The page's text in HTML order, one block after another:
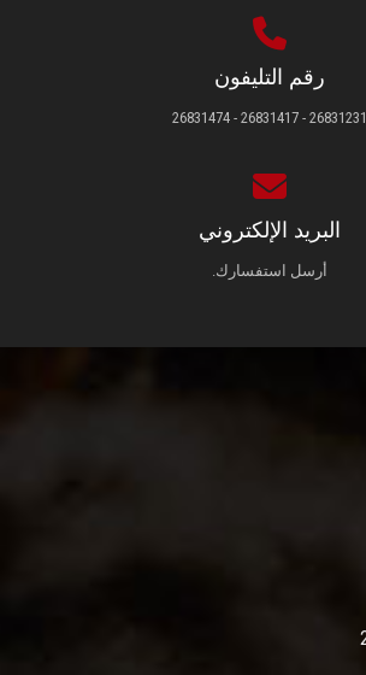
رقم التليفون
26831231 - 26831417 - 26831474
البريد الإلكتروني
أرسل استفسارك.